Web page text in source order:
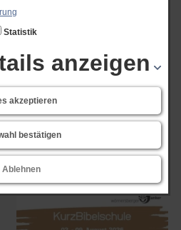
Statistik
anzeigen
akzeptieren
bestätigen
Ablehnen
Gemeinschaft – hier fühlt man sich